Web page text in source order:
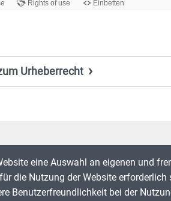
Urheberrecht
Lizenz:Public
Quelle:https://
eine Auswahl an eigenen und
die Nutzung der Website erforderlich
Benutzerfreundlichkeit bei der